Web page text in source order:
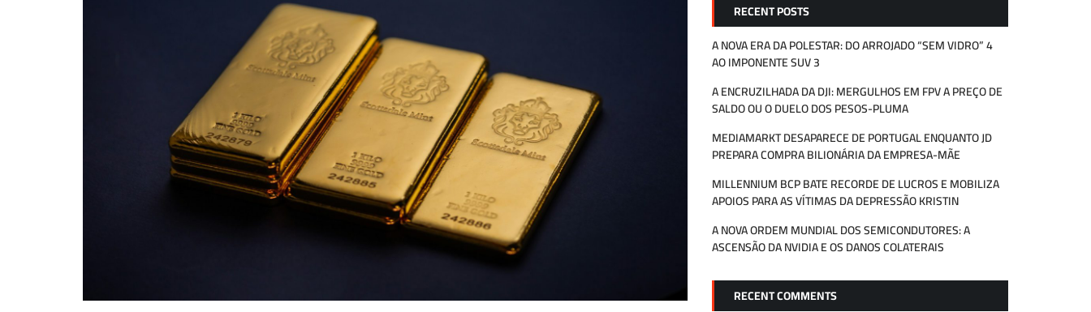
RECENT POSTS
A NOVA ERA DA POLESTAR: DO ARROJADO “SEM VIDRO” 4
AO IMPONENTE SUV 3
A ENCRUZILHADA DA DJI: MERGULHOS EM FPV A PREÇO DE
SALDO OU O DUELO DOS PESOS-PLUMA
MEDIAMARKT DESAPARECE DE PORTUGAL ENQUANTO JD
PREPARA COMPRA BILIONÁRIA DA EMPRESA-MÃE
MILLENNIUM BCP BATE RECORDE DE LUCROS E MOBILIZA
APOIOS PARA AS VÍTIMAS DA DEPRESSÃO KRISTIN
A NOVA ORDEM MUNDIAL DOS SEMICONDUTORES: A
ASCENSÃO DA NVIDIA E OS DANOS COLATERAIS
RECENT COMMENTS